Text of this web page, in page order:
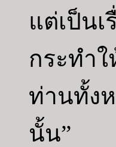
แต่เป็น
กระทำ
ท่านทั้ง
นั้น”